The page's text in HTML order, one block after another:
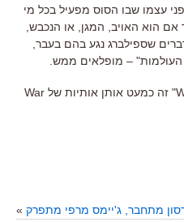
עצמו שבו הסוס מפעיל בכל מי
אם הוא האויב, המגן, או הנכבש,
שספילברג נגע בהם בעבר,
– מופלאים ממש.
רגע, זה מקרי או מכוון ש"War Horse" זה כמעט אותן אותיות של War
מתחבר, ג'יימס מרפי מתפרק »